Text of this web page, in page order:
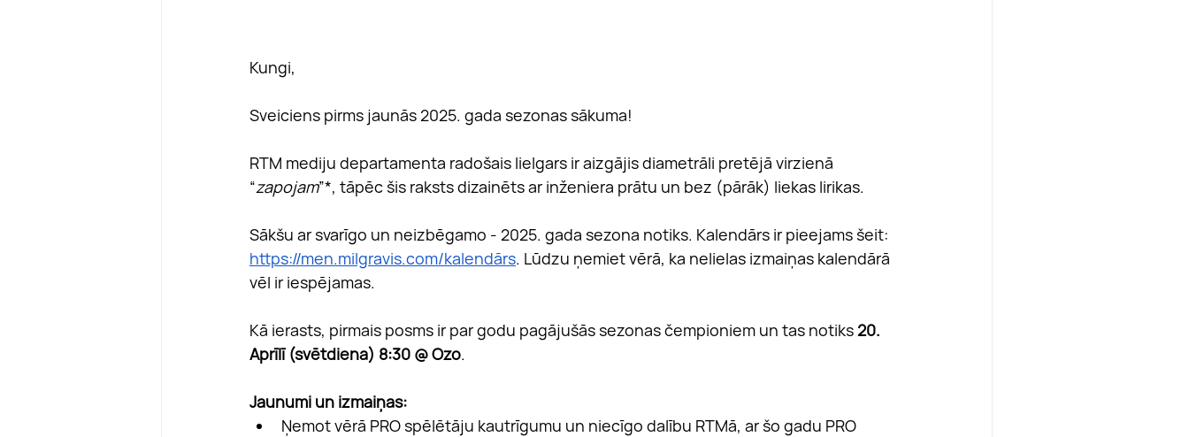
Kungi,
Sveiciens pirms jaunās 2025. gada sezonas sākuma!
RTM mediju departamenta radošais lielgars ir aizgājis diametrāli pretējā virzienā
“zapojam”*, tāpēc šis raksts dizainēts ar inženiera prātu un bez (pārāk) liekas lirikas.
Sākšu ar svarīgo un neizbēgamo - 2025. gada sezona notiks. Kalendārs ir pieejams šeit:
https://men.milgravis.com/kalendārs. Lūdzu ņemiet vērā, ka nelielas izmaiņas kalendārā
vēl ir iespējamas.
Kā ierasts, pirmais posms ir par godu pagājušās sezonas čempioniem un tas notiks 20.
Aprīlī (svētdiena) 8:30 @ Ozo.
Jaunumi un izmaiņas:
Ņemot vērā PRO spēlētāju kautrīgumu un niecīgo dalību RTMā, ar šo gadu PRO